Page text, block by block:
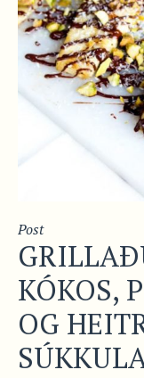
Post
KÓKOS,
OG